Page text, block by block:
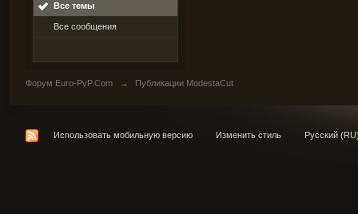
Все темы
Все сообщения
Форум Euro-PvP.Com → Публикации ModestaCut
Использовать мобильную версию Изменить стиль Русский